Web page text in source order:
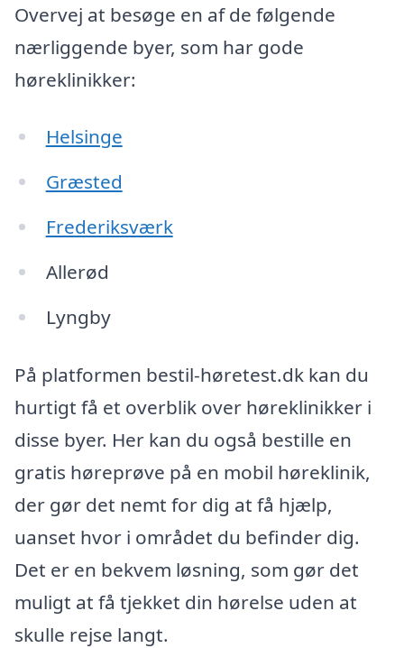
Overvej at besøge en af de følgende
nærliggende byer, som har gode
høreklinikker:
Helsinge
Græsted
Frederiksværk
Allerød
Lyngby
På platformen bestil-høretest.dk kan du
hurtigt få et overblik over høreklinikker i
disse byer. Her kan du også bestille en
gratis høreprøve på en mobil høreklinik,
der gør det nemt for dig at få hjælp,
uanset hvor i området du befinder dig.
Det er en bekvem løsning, som gør det
muligt at få tjekket din hørelse uden at
skulle rejse langt.